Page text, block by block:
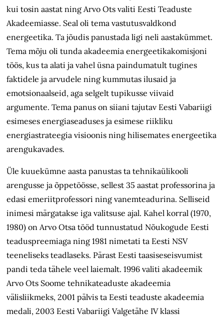
kui tosin aastat ning Arvo Ots valiti Eesti Teaduste
Akadeemiasse. Seal oli tema vastutusvaldkond
energeetika. Ta jõudis panustada ligi neli aastakümmet.
Tema mõju oli tunda akadeemia energeetikakomisjoni
töös, kus ta alati ja vahel üsna paindumatult tugines
faktidele ja arvudele ning kummutas ilusaid ja
emotsionaalseid, aga selgelt tupikusse viivaid
argumente. Tema panus on siiani tajutav Eesti Vabariigi
esimeses energiaseaduses ja esimese riikliku
energiastrateegia visioonis ning hilisemates energeetika
arengukavades.
Üle kuuekümne aasta panustas ta tehnikaülikooli
arengusse ja õppetöösse, sellest 35 aastat professorina ja
edasi emeriitprofessori ning vanemteadurina. Selliseid
inimesi märgatakse iga valitsuse ajal. Kahel korral (1970,
1980) on Arvo Otsa tööd tunnustatud Nõukogude Eesti
teaduspreemiaga ning 1981 nimetati ta Eesti NSV
teeneliseks teadlaseks. Pärast Eesti taasiseseisvumist
pandi teda tähele veel laiemalt. 1996 valiti akadeemik
Arvo Ots Soome tehnikateaduste akadeemia
välisliikmeks, 2001 pälvis ta Eesti teaduste akadeemia
medali, 2003 Eesti Vabariigi Valgetähe IV klassi